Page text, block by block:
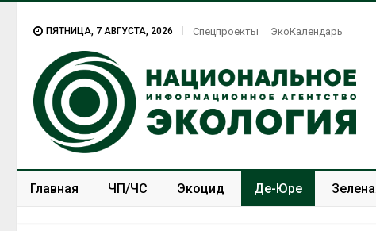
ПЯТНИЦА, 7 АВГУСТА, 2026 Спецпроекты ЭкоКалендарь
Главная ЧП/ЧС Экоцид Де-Юре